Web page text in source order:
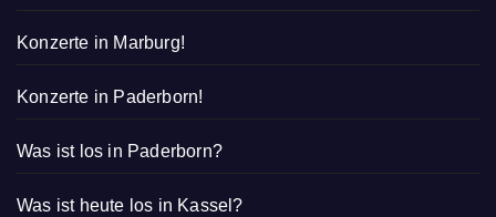
Konzerte in Marburg!
Konzerte in Paderborn!
Was ist los in Paderborn?
Was ist heute los in Kassel?